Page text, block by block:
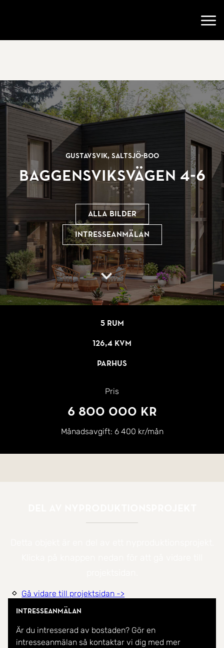
Gustavsvik, Saltsjö-Boo
Baggensviksvägen 4-6
Alla bilder
Intresseanmälan
5 rum
126,4 kvm
Parhus
Pris
6 800 000 kr
Månadsavgift: 6 400 kr/mån
Gå vidare till projektsidan ->
Intresseanmälan
Är du intresserad av bostaden? Gör en
intresseanmälan så kontaktar vi dig med mer